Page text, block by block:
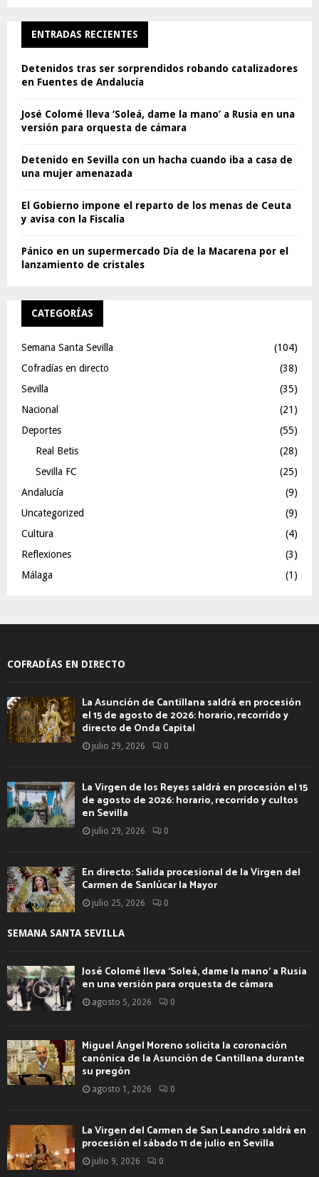
ENTRADAS RECIENTES
Detenidos tras ser sorprendidos robando catalizadores
en Fuentes de Andalucía
José Colomé lleva ‘Soleá, dame la mano’ a Rusia en una
versión para orquesta de cámara
Detenido en Sevilla con un hacha cuando iba a casa de
una mujer amenazada
El Gobierno impone el reparto de los menas de Ceuta
y avisa con la Fiscalía
Pánico en un supermercado Día de la Macarena por el
lanzamiento de cristales
CATEGORÍAS
Semana Santa Sevilla
(104)
Cofradías en directo
(38)
Sevilla
(35)
Nacional
(21)
Deportes
(55)
Real Betis
(28)
Sevilla FC
(25)
Andalucía
(9)
Uncategorized
(9)
Cultura
(4)
Reflexiones
(3)
Málaga
(1)
COFRADÍAS EN DIRECTO
La Asunción de Cantillana saldrá en procesión
el 15 de agosto de 2026: horario, recorrido y
directo de Onda Capital
julio 29, 2026 0
La Virgen de los Reyes saldrá en procesión el 15
de agosto de 2026: horario, recorrido y cultos
en Sevilla
julio 29, 2026 0
En directo: Salida procesional de la Virgen del
Carmen de Sanlúcar la Mayor
julio 25, 2026 0
SEMANA SANTA SEVILLA
José Colomé lleva ‘Soleá, dame la mano’ a Rusia
en una versión para orquesta de cámara
agosto 5, 2026 0
Miguel Ángel Moreno solicita la coronación
canónica de la Asunción de Cantillana durante
su pregón
agosto 1, 2026 0
La Virgen del Carmen de San Leandro saldrá en
procesión el sábado 11 de julio en Sevilla
julio 9, 2026 0